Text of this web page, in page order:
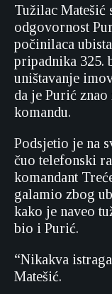
Tužilac Matešić
odgovornost
počinilaca
pripadnika 325.
uništavanje
da je Purić
komandu.
Podsjetio je na
čuo telefonski
komandant
galamio zbog
kako je naveo
bio i Purić.
“Nikakva
Matešić.